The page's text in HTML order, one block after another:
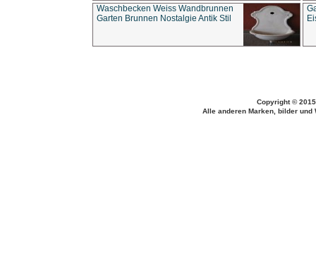
Waschbecken Weiss Wandbrunnen
Garten Brunnen Nostalgie Antik Stil
Copyright ©
Alle anderen Marken, bilder und